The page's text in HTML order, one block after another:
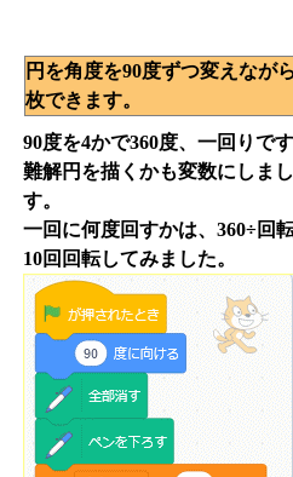
円を角度を90度ずつ変えなが
枚できます。
90度を4かで360度、一回りです
難解円を描くかも変数にしま
す。
一回に何度回すかは、360÷回
10回回転してみました。